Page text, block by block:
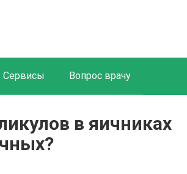
Сервисы Вопрос врачу
в яичниках